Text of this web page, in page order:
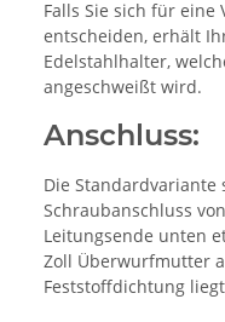
Falls Sie sich für
entscheiden, erhält
Edelstahlhalter,
angeschweißt wird.
Anschluss:
Die
Schraubanschluss
Leitungsende unten
Zoll Überwurfmutter
Feststoffdichtung